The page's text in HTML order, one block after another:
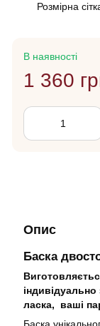
Розмірна
В наявності
1 360
Опис
Баска
ласка, ваші